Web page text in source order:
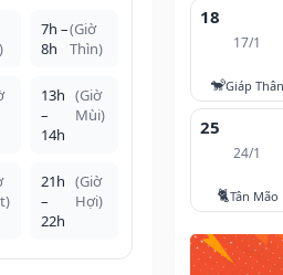
7h –
8h
(Giờ
Thìn)
13h
–
14h
(Giờ
Mùi)
21h
–
22h
(Giờ
Hợi)
18
17/1
🐒Giáp Thân
25
24/1
🐈Tân Mão